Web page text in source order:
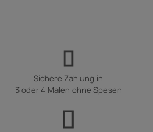
Sichere Zahlung in
3 oder 4 Malen ohne Spesen